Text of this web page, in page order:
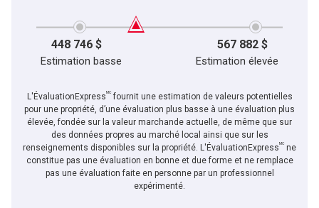
448 746 $ 567 882 $
Estimation basse Estimation élevée
L'ÉvaluationExpressMCfournit une estimation de valeurs potentielles
pour une propriété, d’une évaluation plus basse à une évaluation plus
élevée, fondée sur la valeur marchande actuelle, de même que sur
des données propres au marché local ainsi que sur les
renseignements disponibles sur la propriété. L'ÉvaluationExpressMC ne
constitue pas une évaluation en bonne et due forme et ne remplace
pas une évaluation faite en personne par un professionnel
expérimenté.